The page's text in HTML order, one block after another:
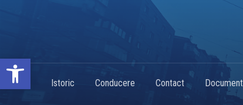
Deschide bara de unelte
Istoric Conducere Contact